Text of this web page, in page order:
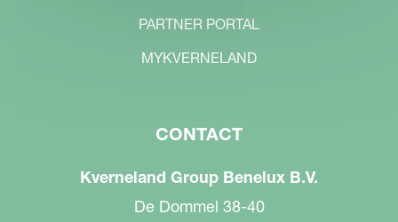
PARTNER PORTAL
MYKVERNELAND
CONTACT
Kverneland Group Benelux B.V.
De Dommel 38-40